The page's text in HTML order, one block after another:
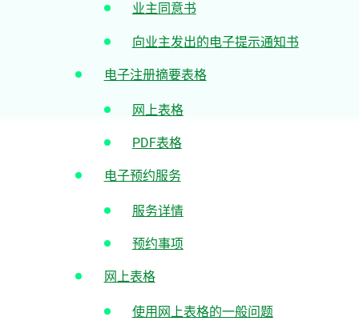
业主同意书
向业主发出的电子提示通知书
电子注册摘要表格
网上表格
PDF表格
电子预约服务
服务详情
预约事项
网上表格
使用网上表格的一般问题